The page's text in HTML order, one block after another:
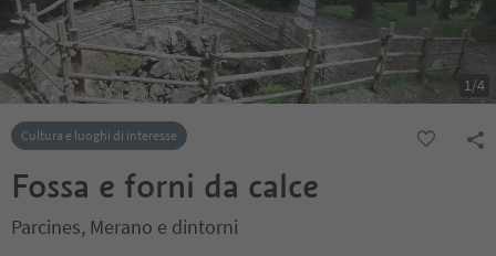
1/4
Cultura e luoghi di interesse
Fossa e forni da calce
Parcines, Merano e dintorni